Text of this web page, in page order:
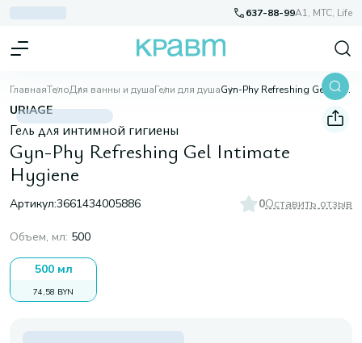
637-88-99A1, МТС, Life
ГлавнаяТелоДля ванны и душаГели для душа Gyn-Phy Refreshing Gel Intimate Hygiene
URIAGE
Гель для интимной гигиены
Gyn-Phy Refreshing Gel Intimate
Hygiene
Артикул:3661434005886 0Оставить отзыв
Объем, мл: 500
500 мл
74,58 BYN